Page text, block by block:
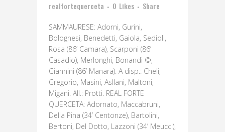
realfortequerceta
0 Likes Share
SAMMAURESE: Adorni, Gurini,
Bolognesi, Benedetti, Gaiola, Sedioli,
Rosa (86’ Camara), Scarponi (86’
Casadio), Merlonghi, Bonandi ©,
Giannini (86’ Manara). A disp.: Cheli,
Gregorio, Masini, Asllani, Maltoni,
Migani. All.: Protti. REAL FORTE
QUERCETA: Adornato, Maccabruni,
Della Pina (34’ Centonze), Bartolini,
Bertoni, Del Dotto, Lazzoni (34’ Meucci),